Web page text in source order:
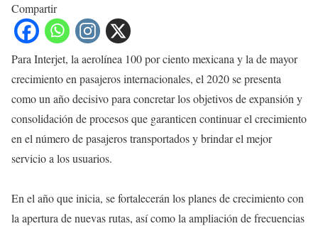
Compartir
Para Interjet, la aerolínea 100 por ciento mexicana y la de mayor
crecimiento en pasajeros internacionales, el 2020 se presenta
como un año decisivo para concretar los objetivos de expansión y
consolidación de procesos que garanticen continuar el crecimiento
en el número de pasajeros transportados y brindar el mejor
servicio a los usuarios.
En el año que inicia, se fortalecerán los planes de crecimiento con
la apertura de nuevas rutas, así como la ampliación de frecuencias